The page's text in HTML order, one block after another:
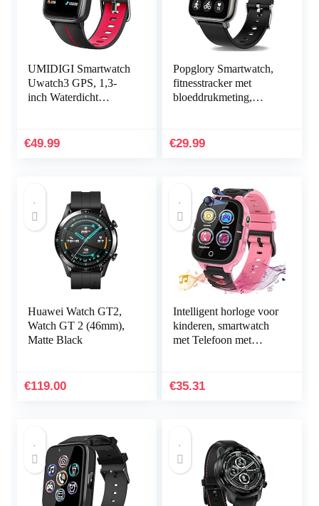
UMIDIGI Smartwatch
Uwatch3 GPS, 1,3-
inch Waterdicht
Sporthorloge,
€49.99
Popglory Smartwatch,
fitnesstracker met
bloeddrukmeting,
slaapmonitor, IP67
€29.99
Huawei Watch GT2,
Watch GT 2 (46mm),
Matte Black
€119.00
Intelligent horloge voor
kinderen, smartwatch
met Telefoon met
Game Camera
€35.31